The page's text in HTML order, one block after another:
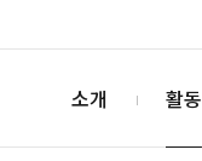
소개 활동